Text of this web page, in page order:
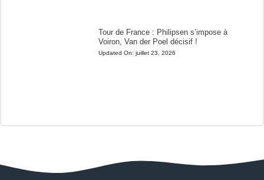
Tour de France : Philipsen s’impose à
Voiron, Van der Poel décisif !
Updated On: juillet 23, 2026